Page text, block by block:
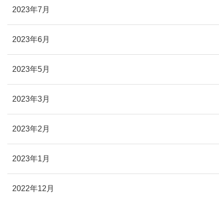
2023年7月
2023年6月
2023年5月
2023年3月
2023年2月
2023年1月
2022年12月